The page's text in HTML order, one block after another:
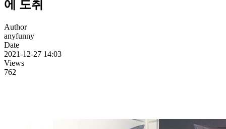
에 도취
Author
anyfunny
Date
2021-12-27 14:03
Views
762